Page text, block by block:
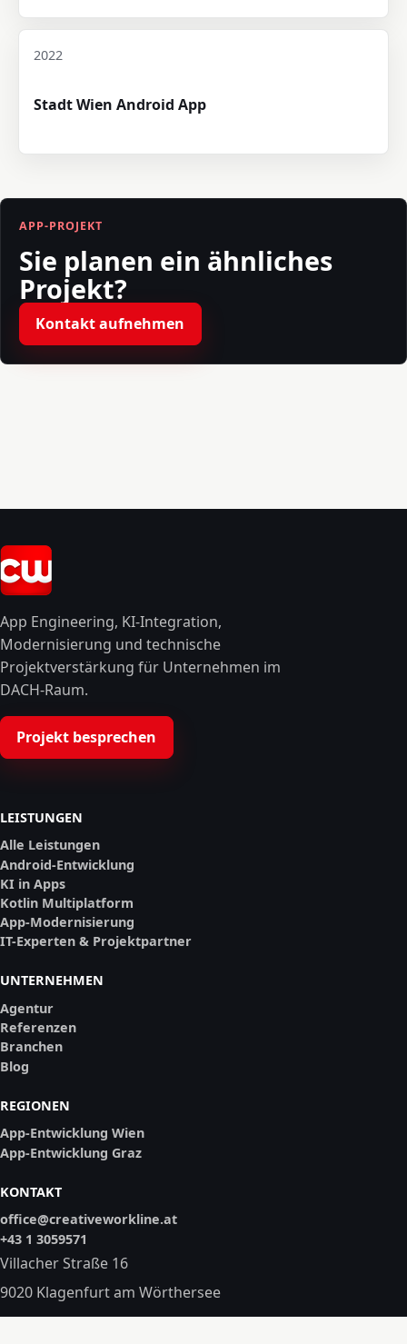
2022
Stadt Wien Android App
APP-PROJEKT
Sie planen ein ähnliches
Projekt?
Kontakt aufnehmen
App Engineering, KI-Integration,
Modernisierung und technische
Projektverstärkung für Unternehmen im
DACH-Raum.
Projekt besprechen
LEISTUNGEN
Alle Leistungen
Android-Entwicklung
KI in Apps
Kotlin Multiplatform
App-Modernisierung
IT-Experten & Projektpartner
UNTERNEHMEN
Agentur
Referenzen
Branchen
Blog
REGIONEN
App-Entwicklung Wien
App-Entwicklung Graz
KONTAKT
office@creativeworkline.at
+43 1 3059571
Villacher Straße 16
9020 Klagenfurt am Wörthersee